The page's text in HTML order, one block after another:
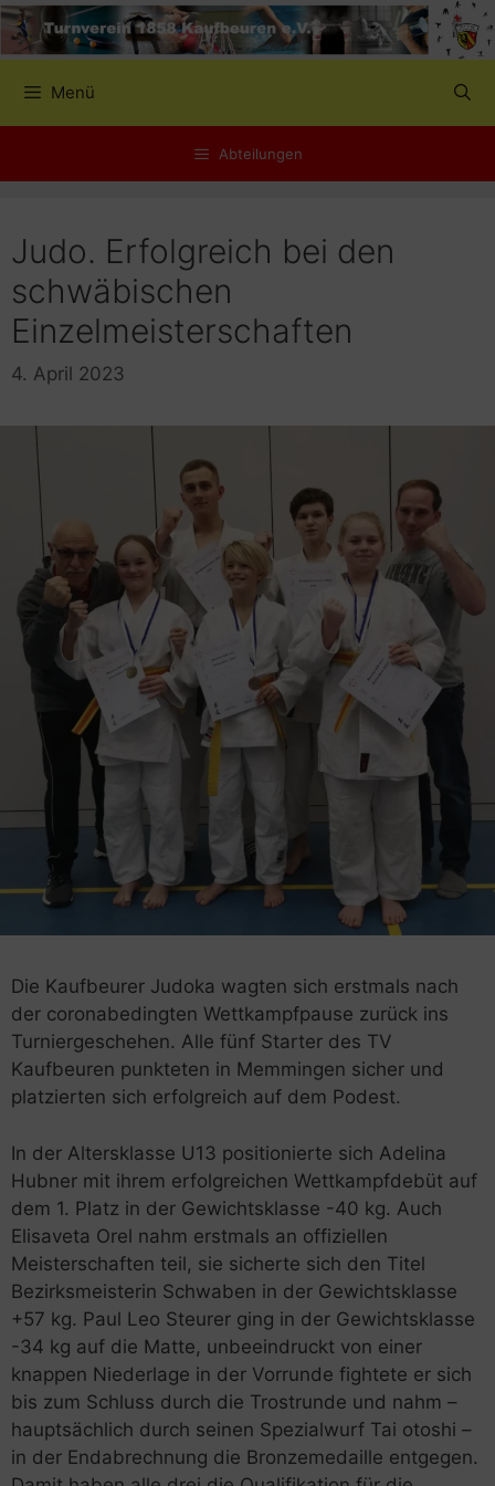
Zum
Inhalt
Menü
Abteilungen
Judo. Erfolgreich bei den
schwäbischen
Einzelmeisterschaften
4. April 2023
Die Kaufbeurer Judoka wagten sich erstmals nach
der coronabedingten Wettkampfpause zurück ins
Turniergeschehen. Alle fünf Starter des TV
Kaufbeuren punkteten in Memmingen sicher und
platzierten sich erfolgreich auf dem Podest.
In der Altersklasse U13 positionierte sich Adelina
Hubner mit ihrem erfolgreichen Wettkampfdebüt auf
dem 1. Platz in der Gewichtsklasse -40 kg. Auch
Elisaveta Orel nahm erstmals an offiziellen
Meisterschaften teil, sie sicherte sich den Titel
Bezirksmeisterin Schwaben in der Gewichtsklasse
+57 kg. Paul Leo Steurer ging in der Gewichtsklasse
-34 kg auf die Matte, unbeeindruckt von einer
knappen Niederlage in der Vorrunde fightete er sich
bis zum Schluss durch die Trostrunde und nahm –
hauptsächlich durch seinen Spezialwurf Tai otoshi –
in der Endabrechnung die Bronzemedaille entgegen.